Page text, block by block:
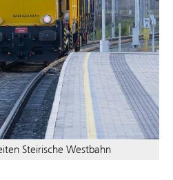
Steirische Westbahn